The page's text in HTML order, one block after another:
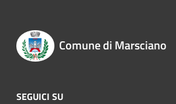
Comune di Marsciano
SEGUICI SU